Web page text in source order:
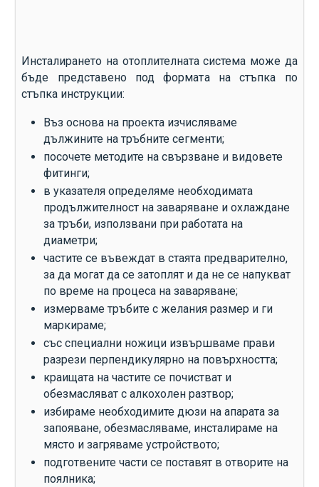
Инсталирането на отоплителната система може да
бъде представено под формата на стъпка по
стъпка инструкции:
Въз основа на проекта изчисляваме
дължините на тръбните сегменти;
посочете методите на свързване и видовете
фитинги;
в указателя определяме необходимата
продължителност на заваряване и охлаждане
за тръби, използвани при работата на
диаметри;
частите се въвеждат в стаята предварително,
за да могат да се затоплят и да не се напукват
по време на процеса на заваряване;
измерваме тръбите с желания размер и ги
маркираме;
със специални ножици извършваме прави
разрези перпендикулярно на повърхността;
краищата на частите се почистват и
обезмасляват с алкохолен разтвор;
избираме необходимите дюзи на апарата за
запояване, обезмасляваме, инсталираме на
място и загряваме устройството;
подготвените части се поставят в отворите на
поялника;